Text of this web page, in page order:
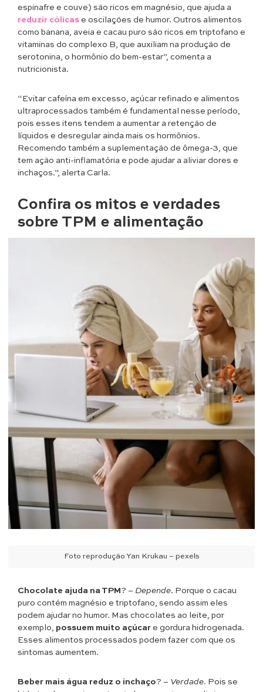
espinafre e couve) são ricos em magnésio, que ajuda a
reduzir cólicas e oscilações de humor. Outros alimentos
como banana, aveia e cacau puro são ricos em triptofano e
vitaminas do complexo B, que auxiliam na produção de
serotonina, o hormônio do bem-estar”, comenta a
nutricionista.
“Evitar cafeína em excesso, açúcar refinado e alimentos
ultraprocessados também é fundamental nesse período,
pois esses itens tendem a aumentar a retenção de
líquidos e desregular ainda mais os hormônios.
Recomendo também a suplementação de ômega-3, que
tem ação anti-inflamatória e pode ajudar a aliviar dores e
inchaços.”, alerta Carla.
Confira os mitos e verdades
sobre TPM e alimentação
Foto reprodução Yan Krukau – pexels
Chocolate ajuda na TPM ? – Depende. Porque o cacau
puro contém magnésio e triptofano, sendo assim eles
podem ajudar no humor. Mas chocolates ao leite, por
exemplo, possuem muito açúcar e gordura hidrogenada.
Esses alimentos processados podem fazer com que os
sintomas aumentem.
Beber mais água reduz o inchaço? – Verdade. Pois se